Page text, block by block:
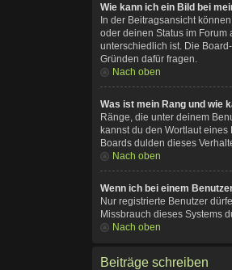
Wie kann ich ein Bild bei
In der Beitragsansicht
oder deinen Status im Forum
unterschiedlich ist. Die
Gründen dafür fragen.
Nach oben
Was ist mein Rang und wie
Ränge, die unter deinem
kannst du den Wortlaut
Boards dulden dieses
Nach oben
Wenn ich bei einem
Nur registrierte Benutzer
Missbrauch dieses Systems
Nach oben
Beiträge schreiben